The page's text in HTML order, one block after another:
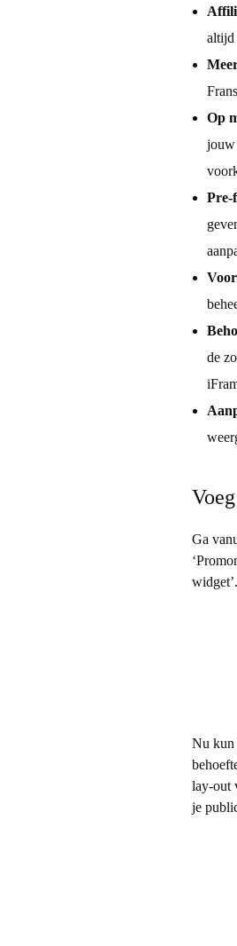
e
k
v
e
d
w
d
e
t
altijd
Op
jouw
Pre-
de
Ga
widget’.
Nu kun
lay-out
je